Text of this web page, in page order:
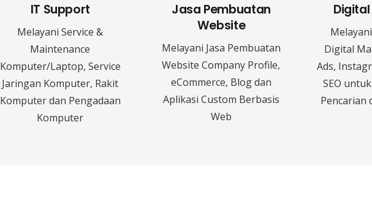
IT Support
Melayani Service &
Maintenance
Komputer/Laptop, Service
Jaringan Komputer, Rakit
Komputer dan Pengadaan
Komputer
Jasa Pembuatan
Website
Melayani Jasa Pembuatan
Website Company Profile,
eCommerce, Blog dan
Aplikasi Custom Berbasis
Web
Digital
Ads,
SEO
Pencarian